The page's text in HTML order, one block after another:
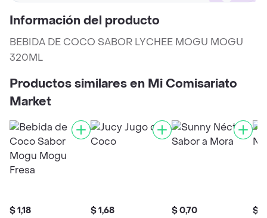
Información del producto
BEBIDA DE COCO SABOR LYCHEE MOGU MOGU
320ML
Productos similares en Mi Comisariato
Market
$ 1,18 $ 1,68 $ 0,70 $